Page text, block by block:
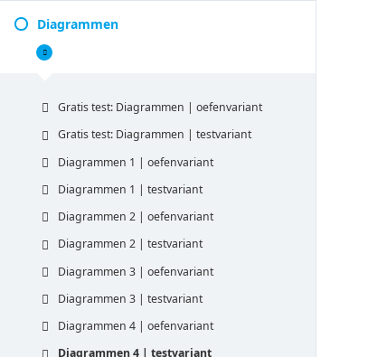
Diagrammen
Samenvouwen
Diagrammen
Gratis test: Diagrammen | oefenvariant
Gratis test: Diagrammen | testvariant
Diagrammen 1 | oefenvariant
Diagrammen 1 | testvariant
Diagrammen 2 | oefenvariant
Diagrammen 2 | testvariant
Diagrammen 3 | oefenvariant
Diagrammen 3 | testvariant
Diagrammen 4 | oefenvariant
Diagrammen 4 | testvariant